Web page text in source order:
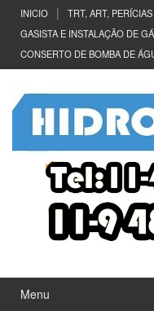
Conteúdo
Pular
menu
principal
INICIO
TRT, ART,
GASISTA E INSTALAÇÃO DE
CONSERTO DE BOMBA DE
Menu